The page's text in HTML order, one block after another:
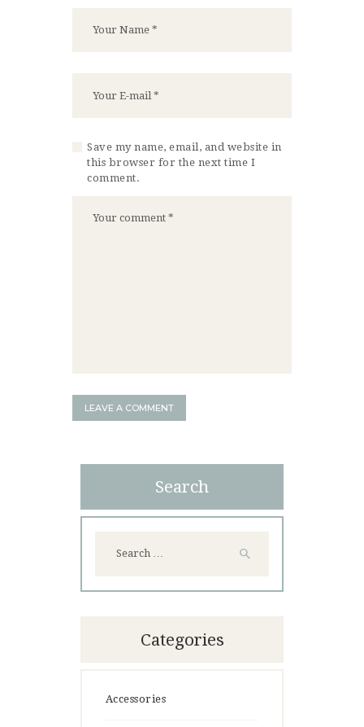
Save my name, email, and website in
this browser for the next time I
comment.
Search
Categories
Accessories